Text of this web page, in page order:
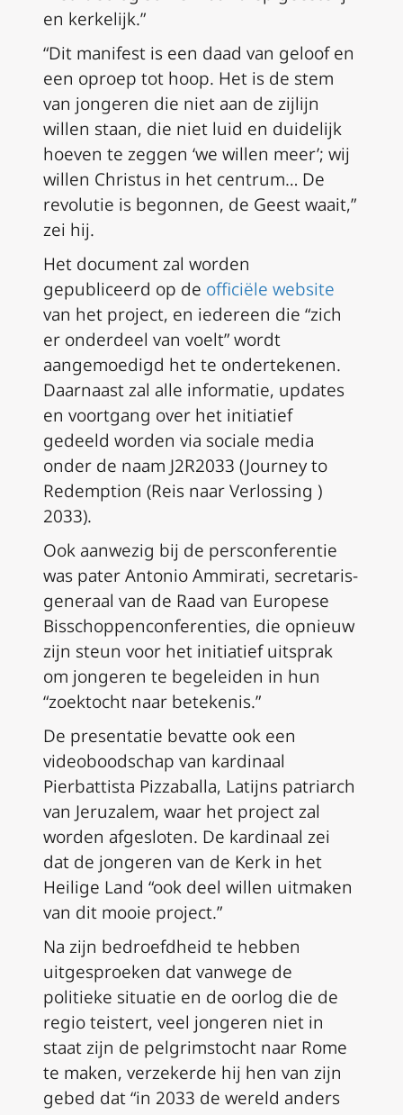
en kerkelijk.”
“Dit manifest is een daad van geloof en
een oproep tot hoop. Het is de stem
van jongeren die niet aan de zijlijn
willen staan, die niet luid en duidelijk
hoeven te zeggen ‘we willen meer’; wij
willen Christus in het centrum… De
revolutie is begonnen, de Geest waait,”
zei hij.
Het document zal worden
gepubliceerd op de officiële website
van het project, en iedereen die “zich
er onderdeel van voelt” wordt
aangemoedigd het te ondertekenen.
Daarnaast zal alle informatie, updates
en voortgang over het initiatief
gedeeld worden via sociale media
onder de naam J2R2033 (Journey to
Redemption (Reis naar Verlossing )
2033).
Ook aanwezig bij de persconferentie
was pater Antonio Ammirati, secretaris-
generaal van de Raad van Europese
Bisschoppenconferenties, die opnieuw
zijn steun voor het initiatief uitsprak
om jongeren te begeleiden in hun
“zoektocht naar betekenis.”
De presentatie bevatte ook een
videoboodschap van kardinaal
Pierbattista Pizzaballa, Latijns patriarch
van Jeruzalem, waar het project zal
worden afgesloten. De kardinaal zei
dat de jongeren van de Kerk in het
Heilige Land “ook deel willen uitmaken
van dit mooie project.”
Na zijn bedroefdheid te hebben
uitgesproeken dat vanwege de
politieke situatie en de oorlog die de
regio teistert, veel jongeren niet in
staat zijn de pelgrimstocht naar Rome
te maken, verzekerde hij hen van zijn
gebed dat “in 2033 de wereld anders